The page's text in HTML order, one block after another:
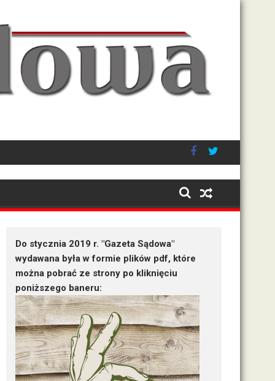
Po
Do stycznia 2019 r. "Gazeta Sądowa"
wydawana była w formie plików pdf, które
można pobrać ze strony po kliknięciu
poniższego baneru: